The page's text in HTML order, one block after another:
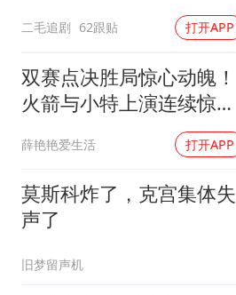
二毛追剧 62跟贴 打开APP
双赛点决胜局惊心动魄！
火箭与小特上演连续惊险
薛艳艳爱生活 打开APP
莫斯科炸了，克宫集体失
声了
旧梦留声机